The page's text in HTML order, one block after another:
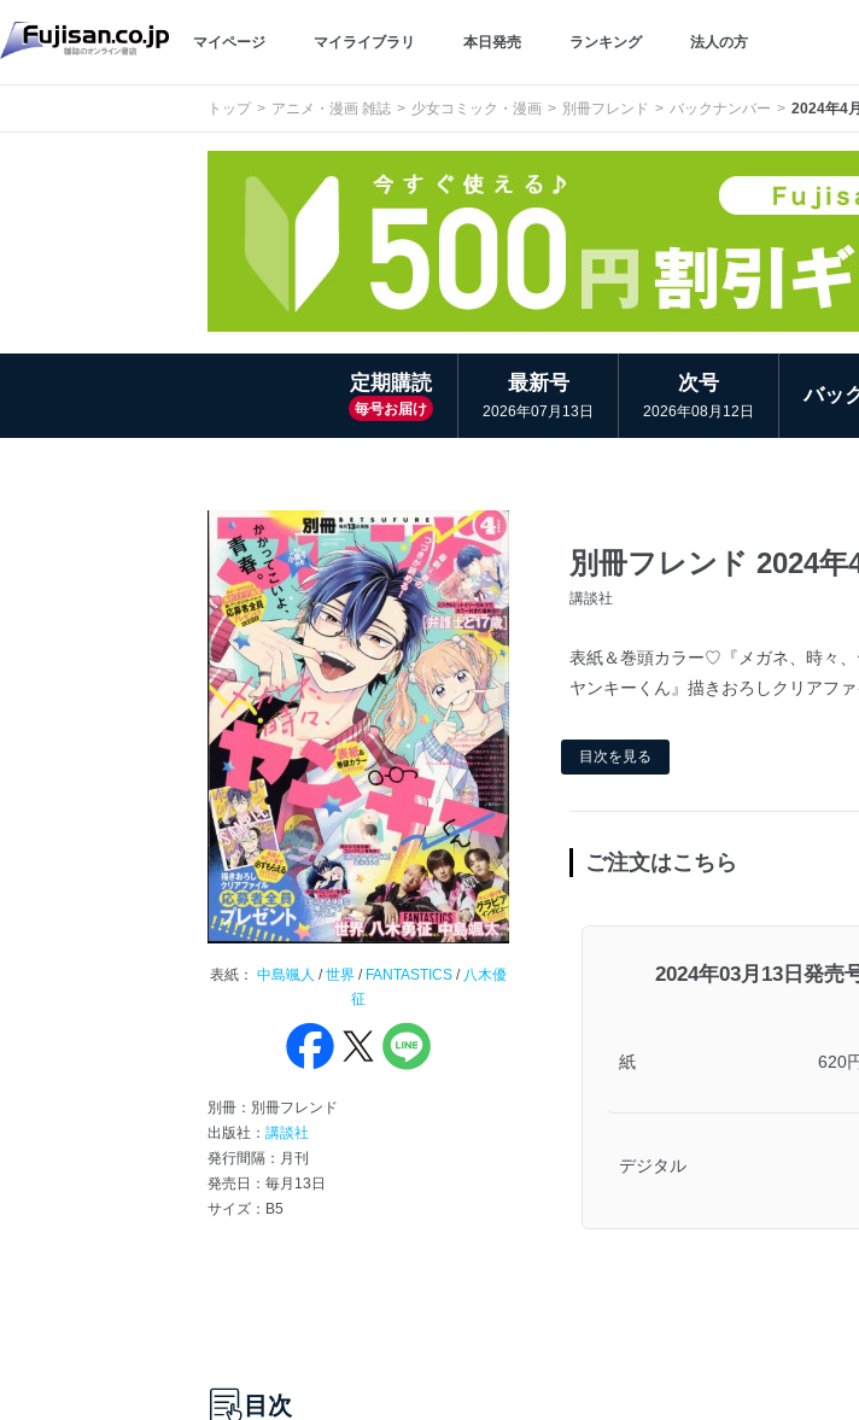
マイページ マイライブラリ 本日発売 ランキング 法人の方
トップ アニメ・漫画 雑誌 少女コミック・漫画 別冊フレンド バックナンバー 2024年4
定期購読
毎号お届け
最新号
2026年07月13日
次号
2026年08月12日
バッ
表紙： 中島颯人 /世界 / FANTASTICS / 八木優
征
別冊：別冊フレンド
出版社： 講談社
発行間隔：月刊
発売日：毎月13日
サイズ：B5
別冊フレンド 2024年
講談社
表紙＆巻頭カラー♡『メガネ、時々
ヤンキーくん』描きおろしクリアフ
目次を見る
ご注文はこちら
2024年03月13日発売
紙 620
デジタル
目次